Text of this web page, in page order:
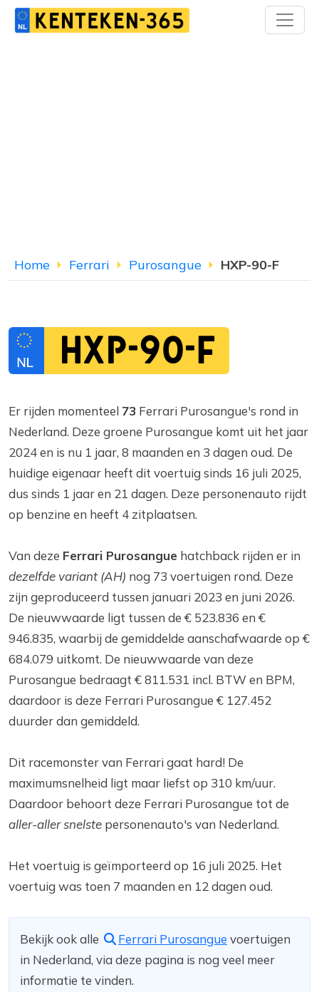
Home Ferrari Purosangue HXP-90-F
HXP-90-F
Er rijden momenteel 73 Ferrari Purosangue's rond in
Nederland. Deze groene Purosangue komt uit het jaar
2024 en is nu 1 jaar, 8 maanden en 3 dagen oud. De
huidige eigenaar heeft dit voertuig sinds 16 juli 2025,
dus sinds 1 jaar en 21 dagen. Deze personenauto rijdt
op benzine en heeft 4 zitplaatsen.
Van deze Ferrari Purosangue hatchback rijden er in
dezelfde variant (AH) nog 73 voertuigen rond. Deze
zijn geproduceerd tussen januari 2023 en juni 2026.
De nieuwwaarde ligt tussen de € 523.836 en €
946.835, waarbij de gemiddelde aanschafwaarde op €
684.079 uitkomt. De nieuwwaarde van deze
Purosangue bedraagt € 811.531 incl. BTW en BPM,
daardoor is deze Ferrari Purosangue € 127.452
duurder dan gemiddeld.
Dit racemonster van Ferrari gaat hard! De
maximumsnelheid ligt maar liefst op 310 km/uur.
Daardoor behoort deze Ferrari Purosangue tot de
aller-aller snelste personenauto's van Nederland.
Het voertuig is geïmporteerd op 16 juli 2025. Het
voertuig was toen 7 maanden en 12 dagen oud.
Bekijk ook alle Ferrari Purosangue voertuigen
in Nederland, via deze pagina is nog veel meer
informatie te vinden.